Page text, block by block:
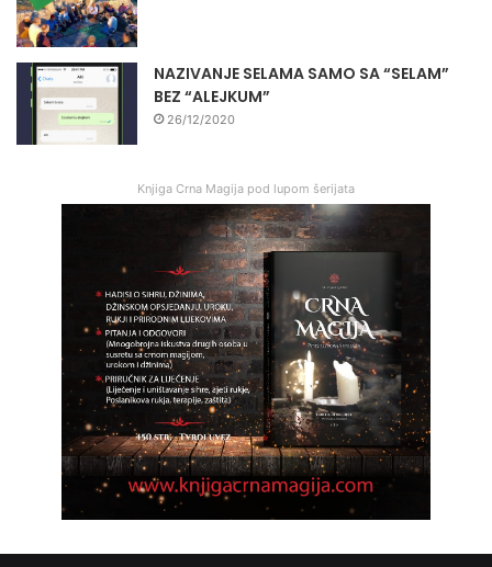
NAZIVANJE SELAMA SAMO SA “SELAM”
BEZ “ALEJKUM”
26/12/2020
Knjiga Crna Magija pod lupom šerijata